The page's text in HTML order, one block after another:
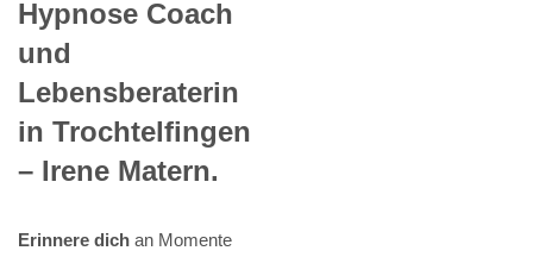
Hypnose Coach
und
Lebensberaterin
in Trochtelfingen
– Irene Matern.
Erinnere dich an Momente